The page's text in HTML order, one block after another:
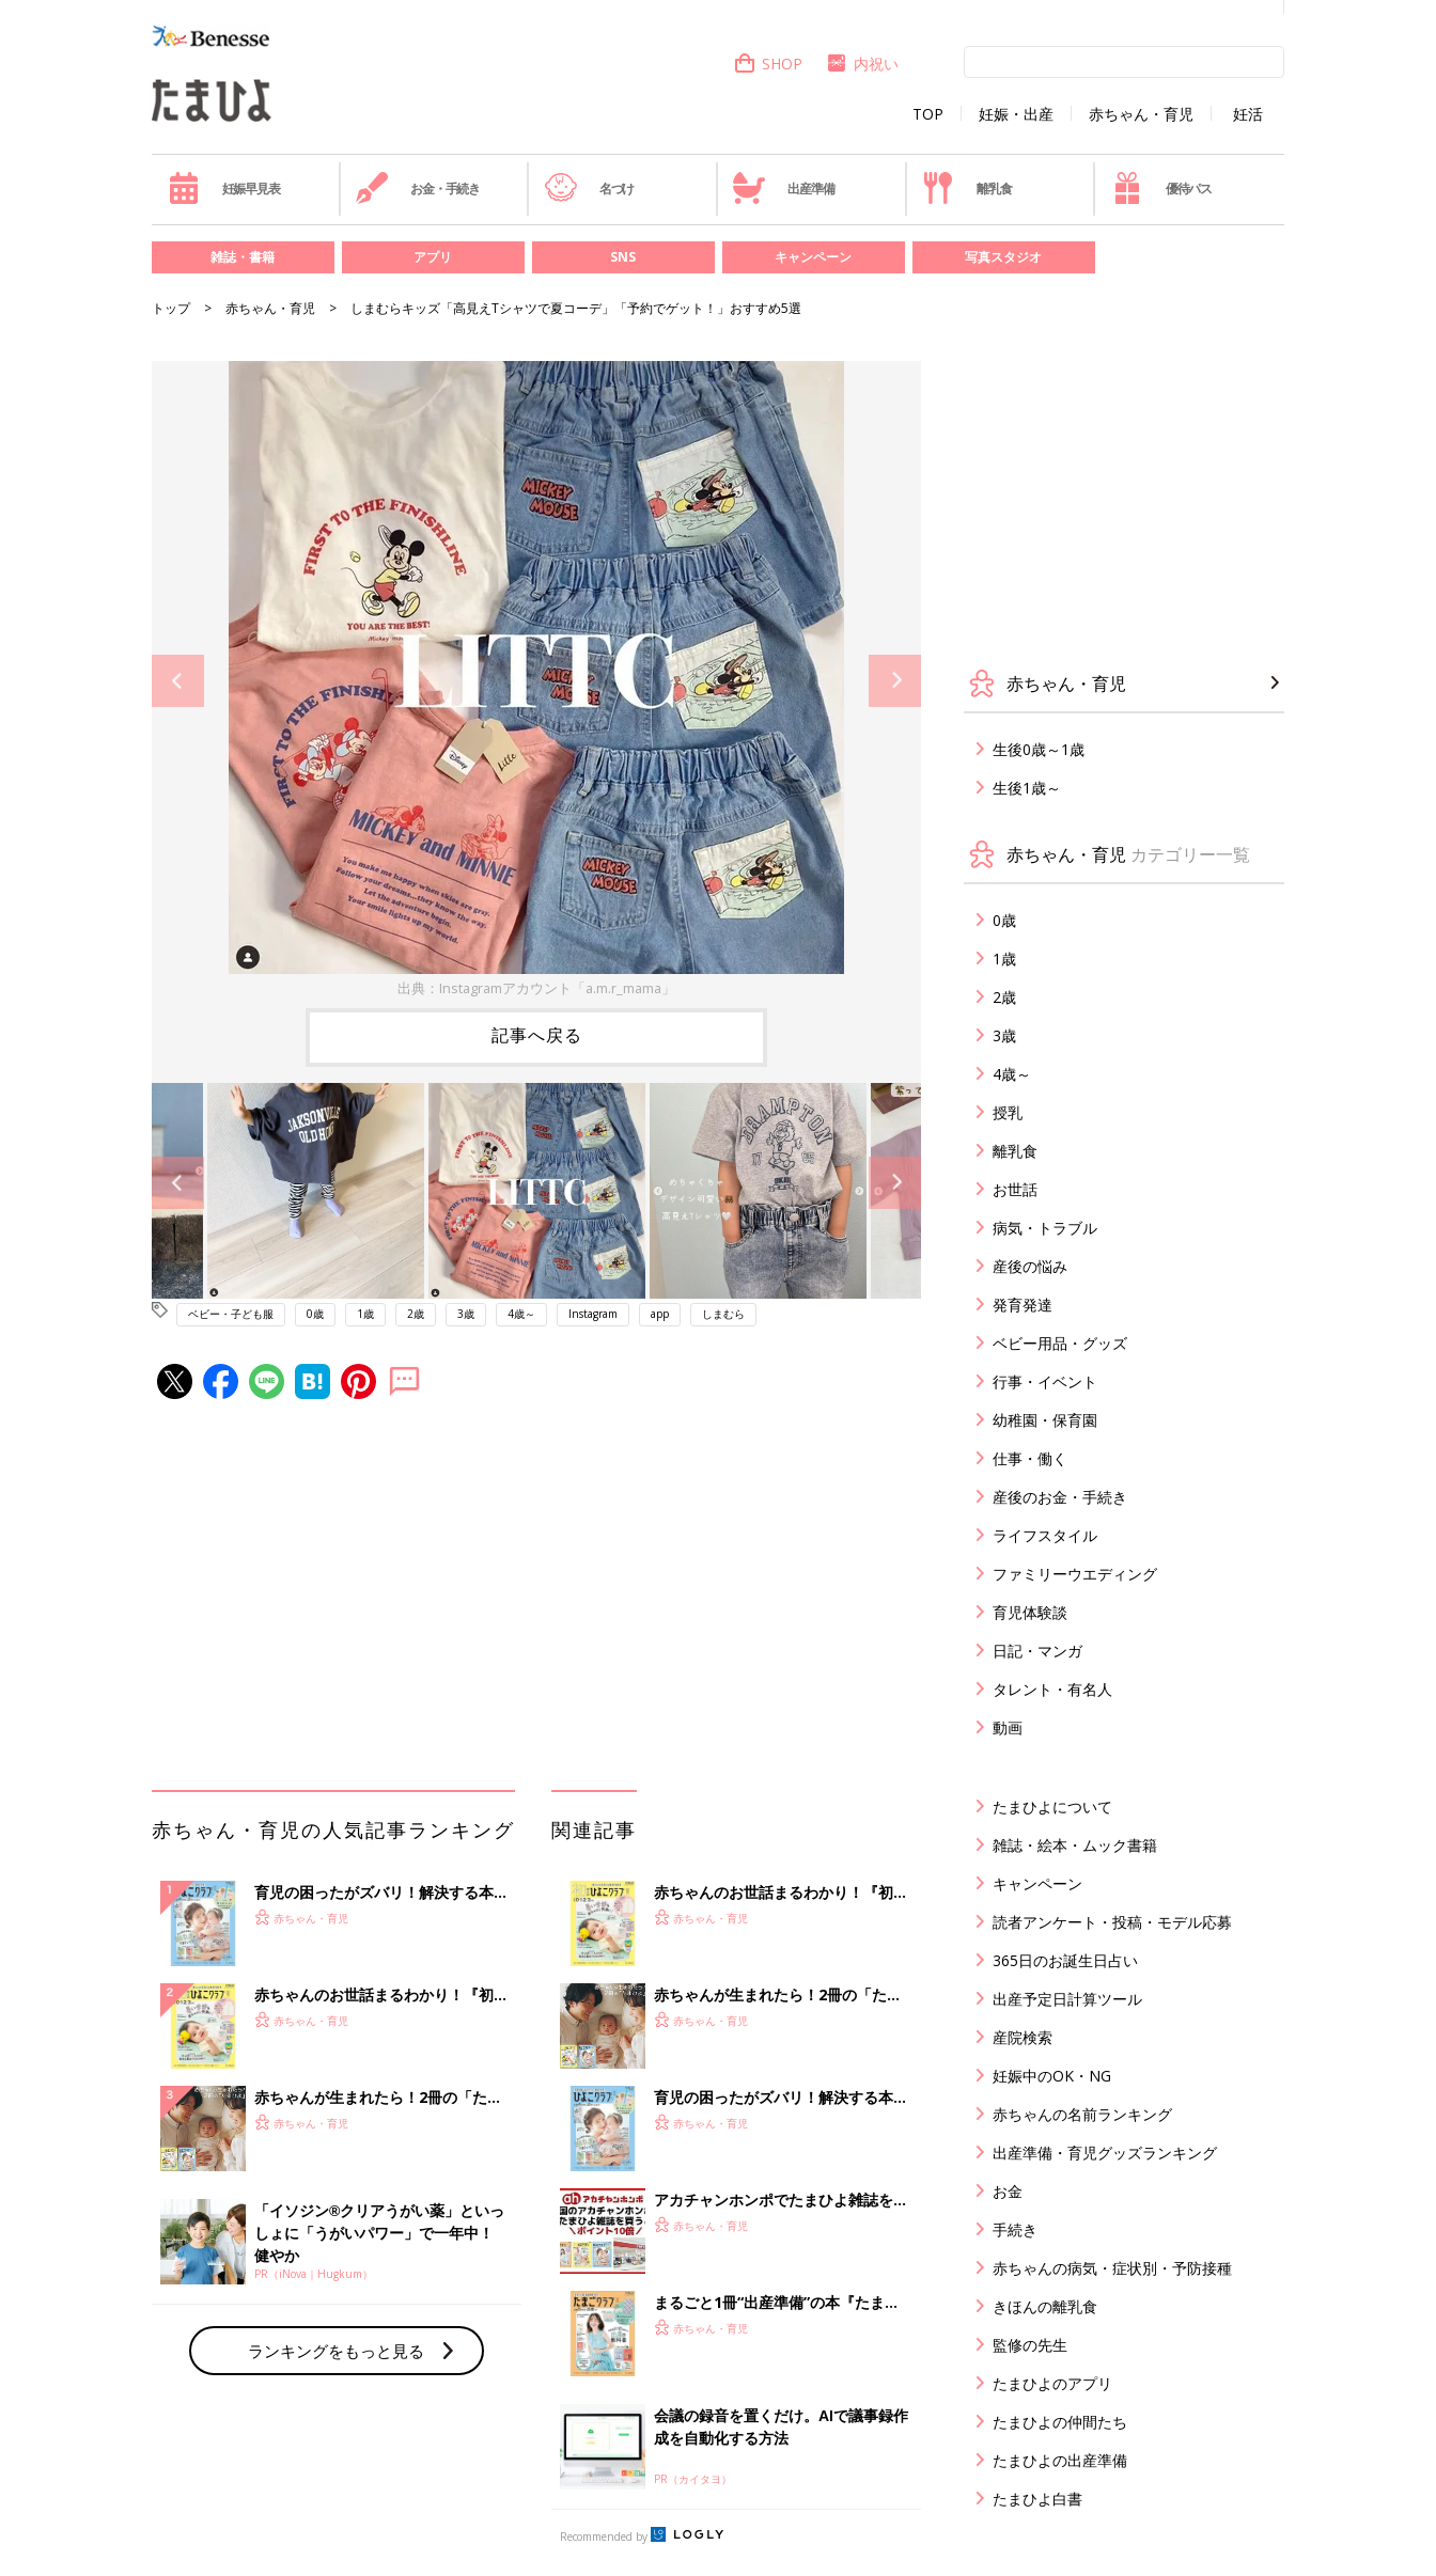
TOP 妊娠・出産 赤ちゃん・育児 妊活
SHOP 内祝い
妊娠早見表 お金・手続き 名づけ 出産準備 離乳食 優待パス
雑誌・書籍 アプリ SNS キャンペーン 写真スタジオ
トップ 赤ちゃん・育児 しまむらキッズ「高見えTシャツで夏コーデ」「予約でゲット！」おすすめ5選
出典：Instagramアカウント「a.m.r_mama」
記事へ戻る
ベビー・子ども服 0歳 1歳 2歳 3歳 4歳～ Instagram app しまむら
しょに「うがいパワー」で一年中！
健やか
PR（iNova｜Hugkum）
ランキングをもっと見る
夫婦で予習する 出産の教科書
成を自動化する方法
PR（カイタヨ）
赤ちゃん・育児の人気テーマ
育児日記・マンガ
離乳食はいつから？進め方は？「たまひよ きほんの離
授乳の悩みや初めての離乳食作りに役立つ
子育てとお金
妊娠・出産・育児にかかる費用やもらえる補助
金・助成金を解説
赤ちゃん・育児
生後0歳～1歳
生後1歳～
赤ちゃん・育児 カテゴリー一覧
0歳
1歳
2歳
3歳
4歳～
授乳
離乳食
お世話
病気・トラブル
産後の悩み
発育発達
ベビー用品・グッズ
行事・イベント
幼稚園・保育園
仕事・働く
産後のお金・手続き
ライフスタイル
ファミリーウエディング
育児体験談
日記・マンガ
タレント・有名人
動画
たまひよについて
雑誌・絵本・ムック書籍
キャンペーン
読者アンケート・投稿・モデル応募
365日のお誕生日占い
出産予定日計算ツール
産院検索
妊娠中のOK・NG
赤ちゃんの名前ランキング
出産準備・育児グッズランキング
お金
手続き
赤ちゃんの病気・症状別・予防接種
きほんの離乳食
監修の先生
たまひよのアプリ
たまひよの仲間たち
たまひよの出産準備
たまひよ白書